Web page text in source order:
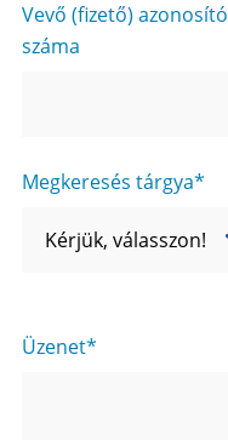
Vevő (fizető) azonosító
száma
Megkeresés tárgya
Üzenet